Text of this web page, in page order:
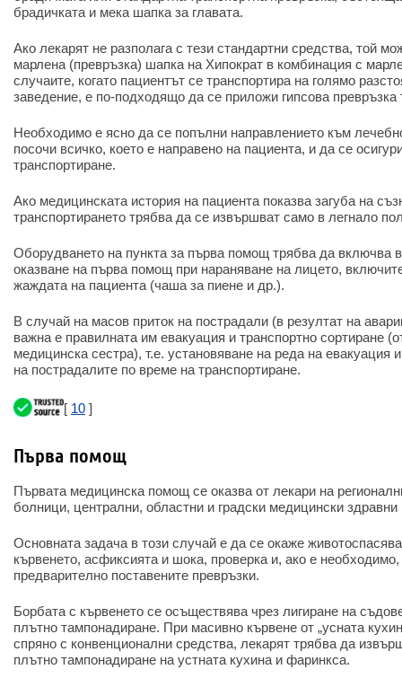
брадичката и мека шапка за главата.
Ако лекарят не разполага с тези стандартни средства, той
марлена (превръзка) шапка на Хипократ в комбинация с
случаите, когато пациентът се транспортира на голямо
заведение, е по-подходящо да се приложи гипсова превръзка
Необходимо е ясно да се попълни направлението към
посочи всичко, което е направено на пациента, и да се
транспортиране.
Ако медицинската история на пациента показва загуба на
транспортирането трябва да се извършват само в легнало
Оборудването на пункта за първа помощ трябва да включва
оказване на първа помощ при нараняване на лицето,
жаждата на пациента (чаша за пиене и др.).
В случай на масов приток на пострадали (в резултат на
важна е правилната им евакуация и транспортно сортиране
медицинска сестра), т.е. установяване на реда на евакуация
на пострадалите по време на транспортиране.
[ 10 ]
Първа помощ
Първата медицинска помощ се оказва от лекари на
болници, централни, областни и градски медицински
Основната задача в този случай е да се окаже
кървенето, асфиксията и шока, проверка и, ако е
предварително поставените превръзки.
Борбата с кървенето се осъществява чрез лигиране на
плътно тампонадиране. При масивно кървене от „усната
спряно с конвенционални средства, лекарят трябва да
плътно тампонадиране на устната кухина и фаринкса.